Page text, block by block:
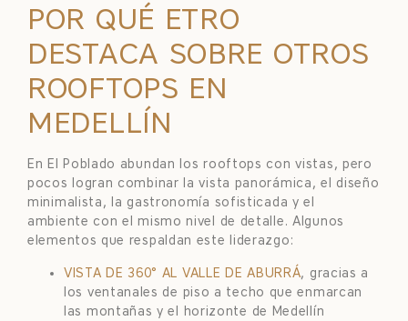
POR QUÉ ETRO
DESTACA SOBRE OTROS
ROOFTOPS EN
MEDELLÍN
En El Poblado abundan los rooftops con vistas, pero
pocos logran combinar la vista panorámica, el diseño
minimalista, la gastronomía sofisticada y el
ambiente con el mismo nivel de detalle. Algunos
elementos que respaldan este liderazgo:
VISTA DE 360° AL VALLE DE ABURRÁ, gracias a
los ventanales de piso a techo que enmarcan
las montañas y el horizonte de Medellín